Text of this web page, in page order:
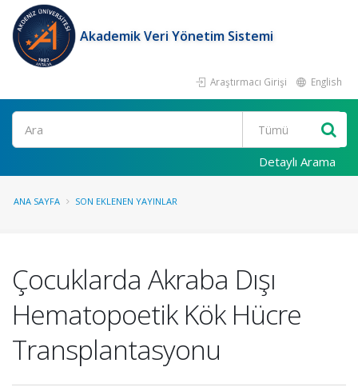
Akademik Veri Yönetim Sistemi
Araştırmacı Girişi English
Ara
Detaylı Arama
ANA SAYFA SON EKLENEN YAYINLAR
Çocuklarda Akraba Dışı
Hematopoetik Kök Hücre
Transplantasyonu